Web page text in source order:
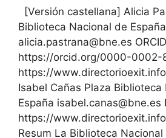
[Versión castellana] Alicia
Biblioteca Nacional de España
alicia.pastrana@bne.es
https://orcid.org/0000-0002-
https://
Isabel Cañas Plaza Biblioteca
España isabel.canas@bne.es
https://
Resum La Biblioteca Nacional